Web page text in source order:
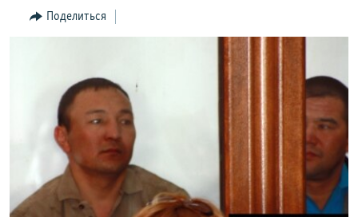
ВернутсяКЫРГЫЗЧА
TÜRKMENÇE
Все сайты РСЕ/РС
Поделиться